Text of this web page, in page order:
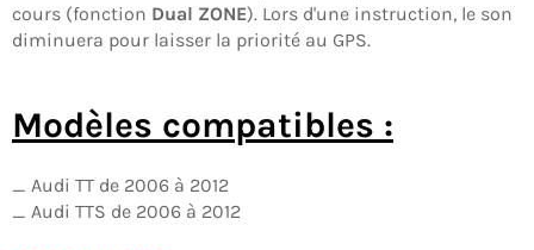
cours (fonction Dual ZONE). Lors d'une instruction, le son
diminuera pour laisser la priorité au GPS.
Modèles compatibles :
_ Audi TT de 2006 à 2012
_ Audi TTS de 2006 à 2012